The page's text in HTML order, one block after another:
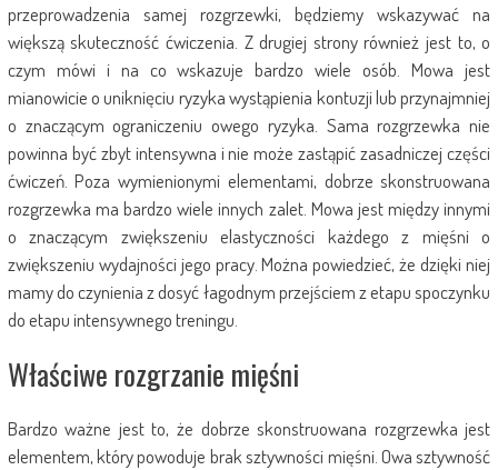
przeprowadzenia samej rozgrzewki, będziemy wskazywać na
większą skuteczność ćwiczenia. Z drugiej strony również jest to, o
czym mówi i na co wskazuje bardzo wiele osób. Mowa jest
mianowicie o uniknięciu ryzyka wystąpienia kontuzji lub przynajmniej
o znaczącym ograniczeniu owego ryzyka. Sama rozgrzewka nie
powinna być zbyt intensywna i nie może zastąpić zasadniczej części
ćwiczeń. Poza wymienionymi elementami, dobrze skonstruowana
rozgrzewka ma bardzo wiele innych zalet. Mowa jest między innymi
o znaczącym zwiększeniu elastyczności każdego z mięśni o
zwiększeniu wydajności jego pracy. Można powiedzieć, że dzięki niej
mamy do czynienia z dosyć łagodnym przejściem z etapu spoczynku
do etapu intensywnego treningu.
Właściwe rozgrzanie mięśni
Bardzo ważne jest to, że dobrze skonstruowana rozgrzewka jest
elementem, który powoduje brak sztywności mięśni. Owa sztywność